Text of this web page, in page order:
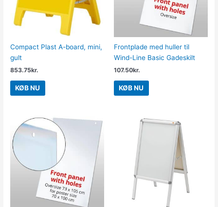
Compact Plast A-board, mini,
gult
853.75kr.
KØB NU
Frontplade med huller til
Wind-Line Basic Gadeskilt
107.50kr.
KØB NU